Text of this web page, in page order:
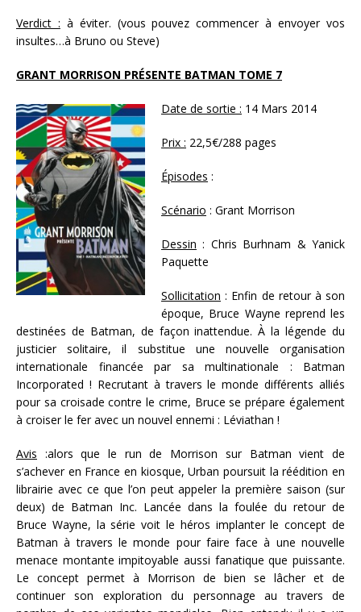
Verdict : à éviter. (vous pouvez commencer à envoyer vos
insultes…à Bruno ou Steve)
GRANT MORRISON PRÉSENTE BATMAN TOME 7
Date de sortie : 14 Mars 2014
Prix : 22,5€/288 pages
Épisodes :
Scénario : Grant Morrison
Dessin : Chris Burhnam & Yanick
Paquette
Sollicitation : Enfin de retour à son
époque, Bruce Wayne reprend les
destinées de Batman, de façon inattendue. À la légende du
justicier solitaire, il substitue une nouvelle organisation
internationale financée par sa multinationale : Batman
Incorporated ! Recrutant à travers le monde différents alliés
pour sa croisade contre le crime, Bruce se prépare également
à croiser le fer avec un nouvel ennemi : Léviathan !
Avis :alors que le run de Morrison sur Batman vient de
s’achever en France en kiosque, Urban poursuit la réédition en
librairie avec ce que l’on peut appeler la première saison (sur
deux) de Batman Inc. Lancée dans la foulée du retour de
Bruce Wayne, la série voit le héros implanter le concept de
Batman à travers le monde pour faire face à une nouvelle
menace montante impitoyable aussi fanatique que puissante.
Le concept permet à Morrison de bien se lâcher et de
continuer son exploration du personnage au travers de